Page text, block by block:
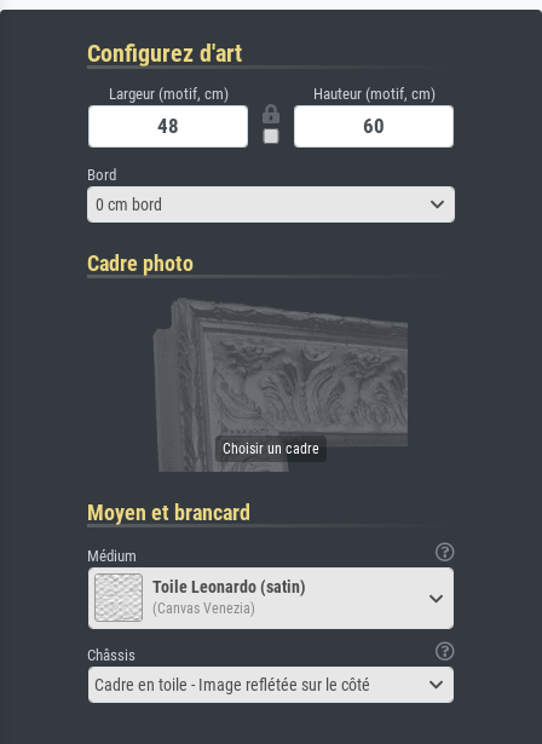
Configurez d'art
Largeur (motif, cm) Hauteur (motif, cm)
Bord
0 cm bord
Cadre photo
Moyen et brancard
Médium
Toile Leonardo (satin)
(Canvas Venezia)
Châssis
Cadre en toile - Image reflétée sur le côté